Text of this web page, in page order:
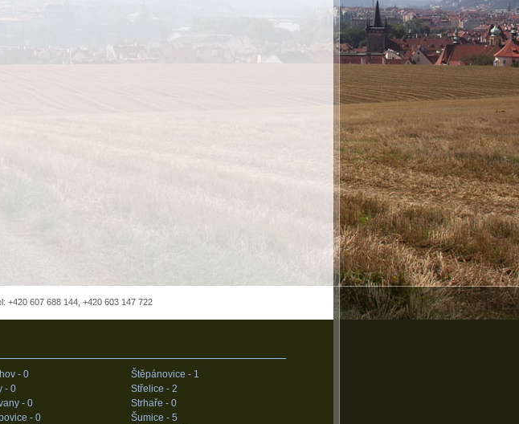
+420 607 688 144, +420 603 147 722
- 0
- 0
- 0
- 0
Štěpánovice - 1
Střelice - 2
Strhaře - 0
Šumice - 5